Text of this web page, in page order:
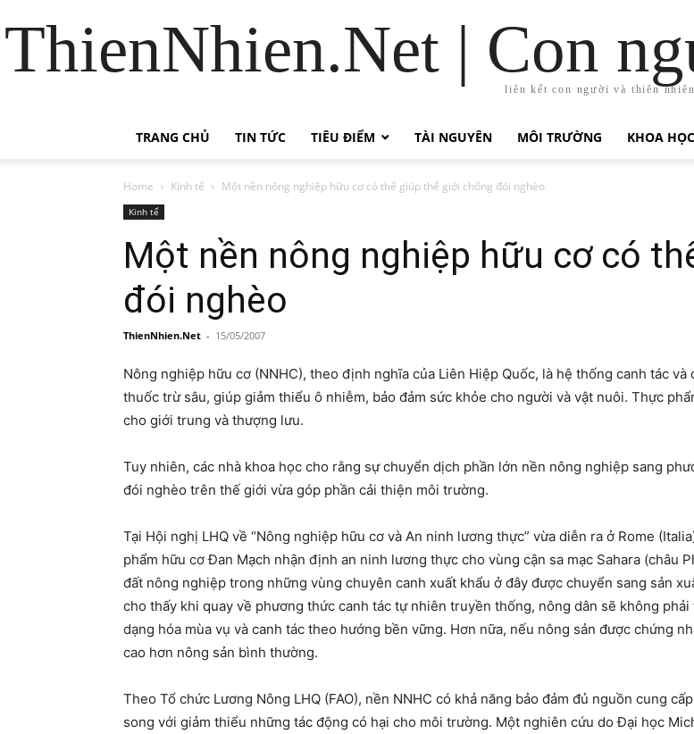
ThienNhien.Net | Con
liên kết con người và thiên nhiên
TRANG CHỦ TIN TỨC TIÊU ĐIỂM TÀI NGUYÊN MÔI TRƯỜNG KHOA
Home Kinh tế Một nền nông nghiệp hữu cơ có thể giúp thế giới chống đói nghèo
Kinh tế
Một nền nông nghiệp hữu cơ có
đói nghèo
ThienNhien.Net - 15/05/2007
Nông nghiệp hữu cơ (NNHC), theo định nghĩa của Liên Hiệp Quốc, là hệ thống canh tác
thuốc trừ sâu, giúp giảm thiểu ô nhiễm, bảo đảm sức khỏe cho người và vật nuôi. Thực
cho giới trung và thượng lưu.
Tuy nhiên, các nhà khoa học cho rằng sự chuyển dịch phần lớn nền nông nghiệp sang
đói nghèo trên thế giới vừa góp phần cải thiện môi trường.
Tại Hội nghị LHQ về “Nông nghiệp hữu cơ và An ninh lương thực” vừa diễn ra ở Rome
phẩm hữu cơ Đan Mạch nhận định an ninh lương thực cho vùng cận sa mạc Sahara (châu
đất nông nghiệp trong những vùng chuyên canh xuất khẩu ở đây được chuyển sang sản
cho thấy khi quay về phương thức canh tác tự nhiên truyền thống, nông dân sẽ không
dạng hóa mùa vụ và canh tác theo hướng bền vững. Hơn nữa, nếu nông sản được chứng
cao hơn nông sản bình thường.
Theo Tổ chức Lương Nông LHQ (FAO), nền NNHC có khả năng bảo đảm đủ nguồn cung
song với giảm thiểu những tác động có hại cho môi trường. Một nghiên cứu do Đại học